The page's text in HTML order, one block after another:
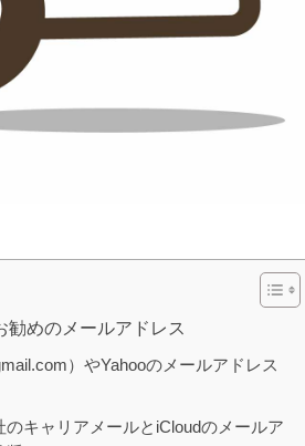
勧めのメールアドレス
）やYahooのメールアドレス
のキャリアメールとiCloudのメールア